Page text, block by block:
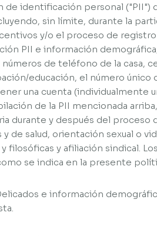
de identificación personal
sin límite, durante la
y/o el proceso de
PII e información
de teléfono de la casa,
educación, el número
una cuenta (individualmente
de la PII mencionada
durante y después del
de salud, orientación sexual o
filosóficas y afiliación sindical.
se indica en la presente
e información